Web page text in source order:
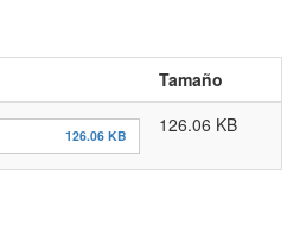
Tamaño
126.06 KB 126.06 KB